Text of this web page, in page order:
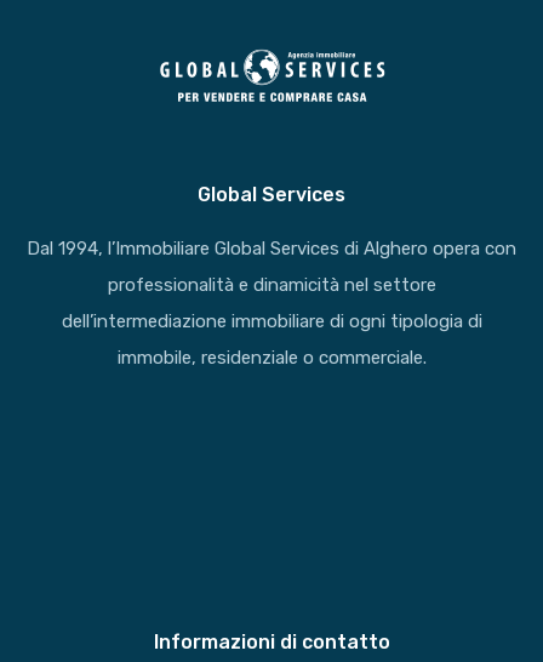
Global Services
Dal 1994, l’Immobiliare Global Services di Alghero opera con
professionalità e dinamicità nel settore
dell’intermediazione immobiliare di ogni tipologia di
immobile, residenziale o commerciale.
Informazioni di contatto